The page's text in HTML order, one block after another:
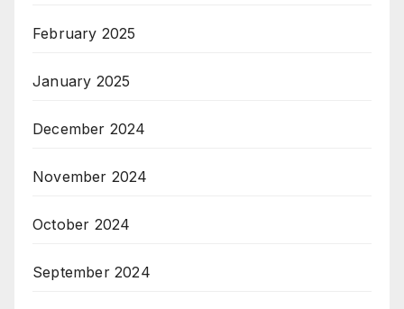
February 2025
January 2025
December 2024
November 2024
October 2024
September 2024